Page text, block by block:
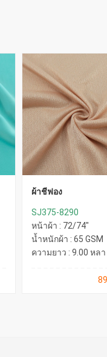
ผ้าชีฟอง
SJ375-8290
หน้าผ้า : 72/74"
น้ำหนักผ้า : 65 GSM
ความยาว : 9.00 หล